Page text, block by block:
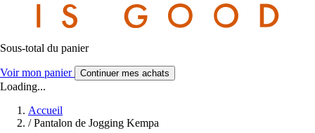
Sous-total du panier
Voir mon panier Continuer mes achats
Loading...
Accueil
/ Pantalon de Jogging Kempa